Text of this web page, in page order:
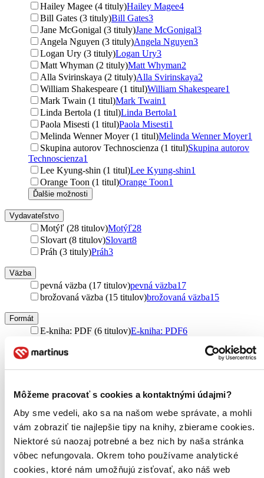
Môžeme pracovať s cookies a kontaktnými údajmi?
Aby sme vedeli, ako sa na našom webe správate, a mohli
vám zobraziť tie najlepšie tipy na knihy, zbierame cookies.
Niektoré sú naozaj potrebné a bez nich by naša stránka
vôbec nefungovala. Okrem toho používame analytické
cookies, ktoré nám umožňujú zisťovať, ako náš web
Hailey Magee (4 tituly)Hailey Magee4
Bill Gates (3 tituly)Bill Gates3
Jane McGonigal (3 tituly)Jane McGonigal3
Angela Nguyen (3 tituly)Angela Nguyen3
Logan Ury (3 tituly)Logan Ury3
Matt Whyman (2 tituly)Matt Whyman2
Alla Svirinskaya (2 tituly)Alla Svirinskaya2
William Shakespeare (1 titul)William Shakespeare1
Mark Twain (1 titul)Mark Twain1
Linda Bertola (1 titul)Linda Bertola1
Paola Misesti (1 titul)Paola Misesti1
Melinda Wenner Moyer (1 titul)Melinda Wenner Moyer1
Skupina autorov Technoscienza (1 titul)Skupina autorov
Technoscienza1
Lee Kyung-shin (1 titul)Lee Kyung-shin1
Orange Toon (1 titul)Orange Toon1
Ďalšie možnosti
Vydavateľstvo
Motýľ (28 titulov)Motýľ28
Slovart (8 titulov)Slovart8
Práh (3 tituly)Práh3
Väzba
pevná väzba (17 titulov)pevná väzba17
brožovaná väzba (15 titulov)brožovaná väzba15
Formát
E-kniha: PDF (6 titulov)E-kniha: PDF6
E-kniha: MOBI (5 titulov)
Zoradiť
Bestsellery
Top hodnotené